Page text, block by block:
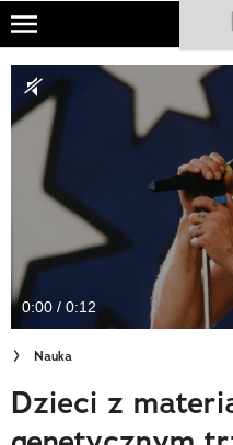
Skip
main
content
NATIONAL GEOGRAPHIC
TRAVELER
PODCASTY
Newsletter
Cuda Polski
Wielki Konkurs Fotograficzny
Trendbook Podróżniczy
0:00 / 0:12
Nauka
Dzieci z